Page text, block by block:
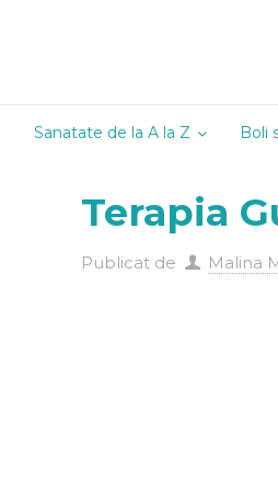
Sanatate de la A la Z Boli
Terapia
Publicat de Malina